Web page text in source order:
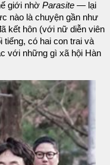
giới nhờ Parasite — lại
nào là chuyện gần như
kết hôn (với nữ diễn viên
tiếng, có hai con trai và
với những gì xã hội Hàn